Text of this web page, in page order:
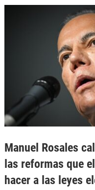
Manuel Rosales
las reformas que
hacer a las leyes